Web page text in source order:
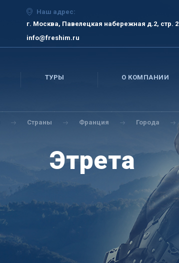
Наш адрес:
г. Москва, Павелецкая набережная д.2, стр. 2
info@freshim.ru
ТУРЫ О КОМПАНИИ
Страны Франция Города
Этрета